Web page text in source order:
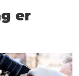
er